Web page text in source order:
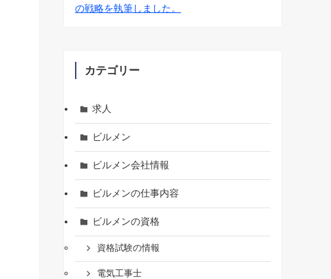
の戦略を執筆しました。
カテゴリー
求人
ビルメン
ビルメン会社情報
ビルメンの仕事内容
ビルメンの資格
資格試験の情報
電気工事士